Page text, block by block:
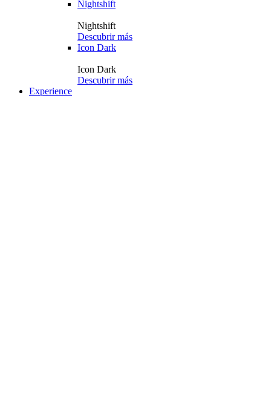
Nightshift
Nightshift
Descubrir más
Icon Dark
Icon Dark
Descubrir más
Experience